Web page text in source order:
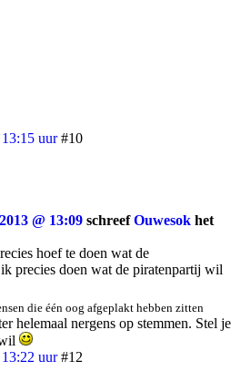
uur #10
@ 13:09 schreefOuwesok het
hoef te doen wat de
precies doen wat de piratenpartij wil
die één oog afgeplakt hebben zitten
helemaal nergens op stemmen. Stel je
uur #12